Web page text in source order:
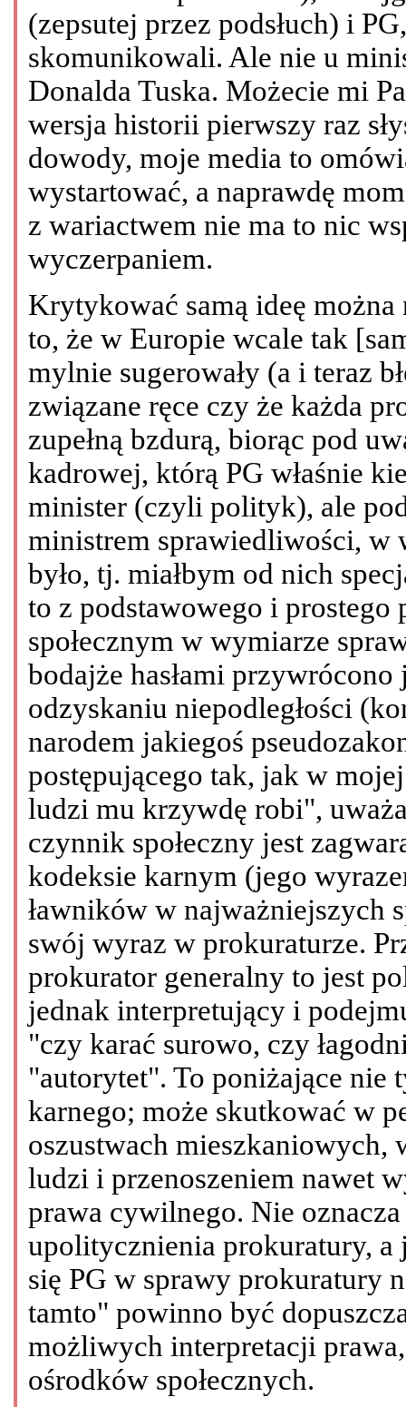
(zepsutej przez podsłuch) i
skomunikowali. Ale nie u
Donalda Tuska. Możecie mi
wersja historii pierwszy raz
dowody, moje media to
wystartować, a naprawdę
z wariactwem nie ma to nic
wyczerpaniem.
Krytykować samą ideę
to, że w Europie wcale tak
mylnie sugerowały (a i teraz
związane ręce czy że każda
zupełną bzdurą, biorąc pod
kadrowej, którą PG właśnie
minister (czyli polityk), ale
ministrem sprawiedliwości, w
było, tj. miałbym od nich
to z podstawowego i
społecznym w wymiarze
bodajże hasłami
odzyskaniu niepodległości
narodem jakiegoś
postępującego tak, jak w
ludzi mu krzywdę robi",
czynnik społeczny jest
kodeksie karnym (jego
ławników w najważniejszych
swój wyraz w prokuraturze.
prokurator generalny to jest
jednak interpretujący i
"czy karać surowo, czy
"autorytet". To poniżające nie
karnego; może skutkować w
oszustwach mieszkaniowych,
ludzi i przenoszeniem nawet
prawa cywilnego. Nie
upolitycznienia prokuratury, a
się PG w sprawy prokuratury
tamto" powinno być
możliwych interpretacji
ośrodków społecznych.